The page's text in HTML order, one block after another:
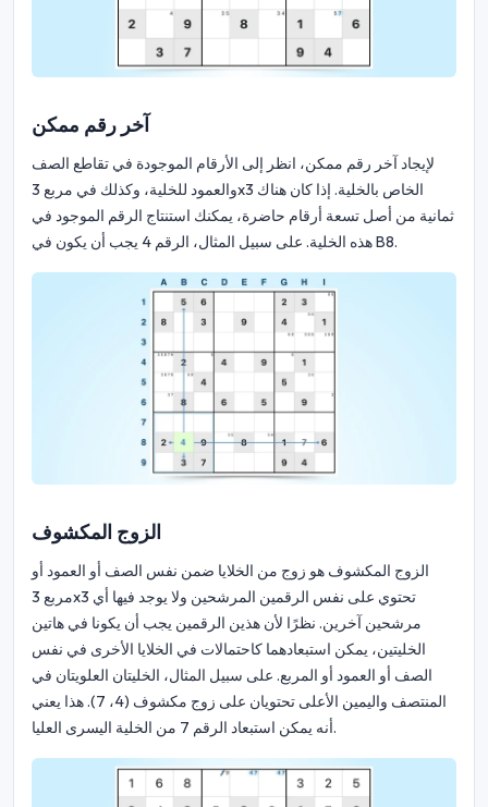
آخر رقم ممكن
لإيجاد آخر رقم ممكن، انظر إلى الأرقام الموجودة في تقاطع الصف
والعمود للخلية، وكذلك في مربع 3x3 الخاص بالخلية. إذا كان هناك
ثمانية من أصل تسعة أرقام حاضرة، يمكنك استنتاج الرقم الموجود في
هذه الخلية. على سبيل المثال، الرقم 4 يجب أن يكون في B8.
الزوج المكشوف
الزوج المكشوف هو زوج من الخلايا ضمن نفس الصف أو العمود أو
مربع 3x3 تحتوي على نفس الرقمين المرشحين ولا يوجد فيها أي
مرشحين آخرين. نظرًا لأن هذين الرقمين يجب أن يكونا في هاتين
الخليتين، يمكن استبعادهما كاحتمالات في الخلايا الأخرى في نفس
الصف أو العمود أو المربع. على سبيل المثال، الخليتان العلويتان في
المنتصف واليمين الأعلى تحتويان على زوج مكشوف (4، 7). هذا يعني
أنه يمكن استبعاد الرقم 7 من الخلية اليسرى العليا.